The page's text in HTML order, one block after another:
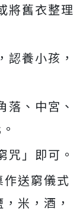
將舊衣整理
認養小孩，
落、中宮、
咒」即可。
送窮儀式
米，酒，